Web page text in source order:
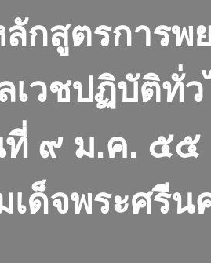
กสูตรการพ
เวชปฏิบัติทั่
๙ ม.ค. ๕๕
เด็จพระศรี